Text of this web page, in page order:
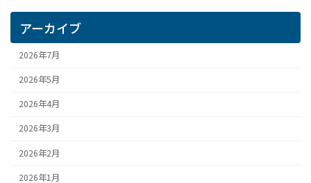
アーカイブ
2026年7月
2026年5月
2026年4月
2026年3月
2026年2月
2026年1月